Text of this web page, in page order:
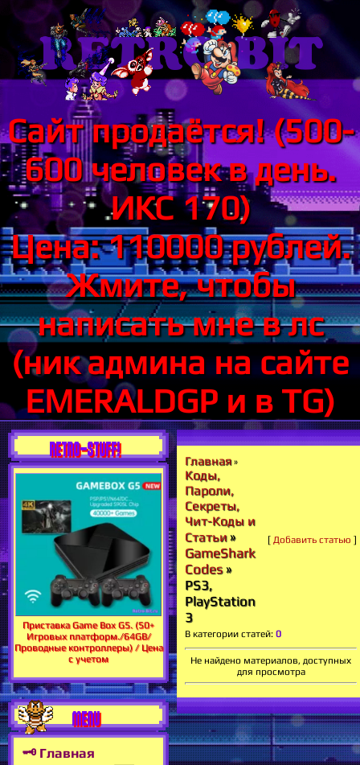
Сайт продаётся! (500-
600 человек в день.
ИКС 170)
Цена: 110000 рублей.
Жмите, чтобы
написать мне в лс
(ник админа на сайте
EMERALDGP и в TG)
RETRO-STUFF!
Приставка Game Box G5. (50+
Игровых платформ./64GB/
Проводные контроллеры) / Цена
с учетом
MENU
🗝 Главная
Главная»
Коды,
Пароли,
Секреты,
Чит-Коды и
Статьи»
GameShark
Codes»
PS3,
PlayStation
3
[ Добавить статью ]
В категории статей: 0
Не найдено материалов, доступных
для просмотра